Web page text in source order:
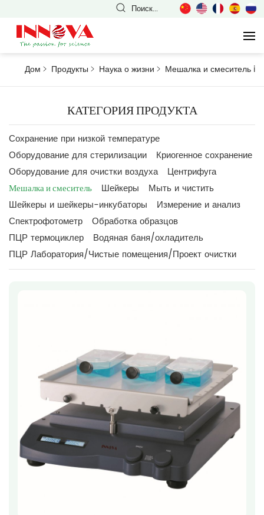
Поиск...
Дом Продукты Наука о жизни Мешалка и смеситель i
КАТЕГОРИЯ ПРОДУКТА
Сохранение при низкой температуре
Оборудование для стерилизации
Криогенное сохранение
Оборудование для очистки воздуха
Центрифуга
Мешалка и смеситель Шейкеры
Мыть и чистить
Шейкеры и шейкеры-инкубаторы
Измерение и анализ
Спектрофотометр
Обработка образцов
ПЦР термоциклер
Водяная баня/охладитель
ПЦР Лаборатория/Чистые помещения/Проект очистки